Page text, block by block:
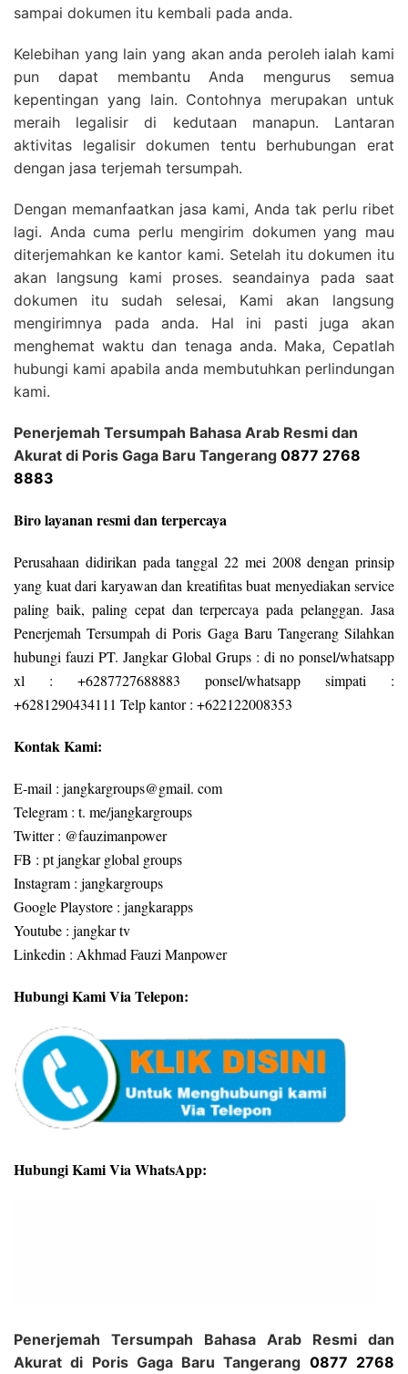
sampai dokumen itu kembali pada anda.
Kelebihan yang lain yang akan anda peroleh ialah kami
pun dapat membantu Anda mengurus semua
kepentingan yang lain. Contohnya merupakan untuk
meraih legalisir di kedutaan manapun. Lantaran
aktivitas legalisir dokumen tentu berhubungan erat
dengan jasa terjemah tersumpah.
Dengan memanfaatkan jasa kami, Anda tak perlu ribet
lagi. Anda cuma perlu mengirim dokumen yang mau
diterjemahkan ke kantor kami. Setelah itu dokumen itu
akan langsung kami proses. seandainya pada saat
dokumen itu sudah selesai, Kami akan langsung
mengirimnya pada anda. Hal ini pasti juga akan
menghemat waktu dan tenaga anda. Maka, Cepatlah
hubungi kami apabila anda membutuhkan perlindungan
kami.
Penerjemah Tersumpah Bahasa Arab Resmi dan
Akurat di Poris Gaga Baru Tangerang 0877 2768
8883
Biro layanan resmi dan terpercaya
Perusahaan didirikan pada tanggal 22 mei 2008 dengan prinsip
yang kuat dari karyawan dan kreatifitas buat menyediakan service
paling baik, paling cepat dan terpercaya pada pelanggan. Jasa
Penerjemah Tersumpah di Poris Gaga Baru Tangerang Silahkan
hubungi fauzi PT. Jangkar Global Grups : di no ponsel/whatsapp
xl : +6287727688883 ponsel/whatsapp simpati :
+6281290434111 Telp kantor : +622122008353
Kontak Kami:
E-mail : jangkargroups@gmail. com
Telegram : t. me/jangkargroups
Twitter : @fauzimanpower
FB : pt jangkar global groups
Instagram : jangkargroups
Google Playstore : jangkarapps
Youtube : jangkar tv
Linkedin : Akhmad Fauzi Manpower
Hubungi Kami Via Telepon:
Hubungi Kami Via WhatsApp:
Penerjemah Tersumpah Bahasa Arab Resmi dan
Akurat di Poris Gaga Baru Tangerang 0877 2768